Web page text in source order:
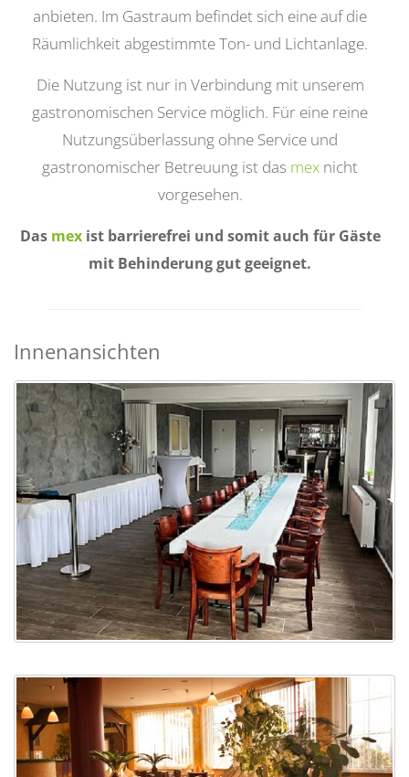
anbieten. Im Gastraum befindet sich eine auf die
Räumlichkeit abgestimmte Ton- und Lichtanlage.
Die Nutzung ist nur in Verbindung mit unserem
gastronomischen Service möglich. Für eine reine
Nutzungsüberlassung ohne Service und
gastronomischer Betreuung ist das mex nicht
vorgesehen.
Das mexist barrierefrei und somit auch für Gäste
mit Behinderung gut geeignet.
Innenansichten